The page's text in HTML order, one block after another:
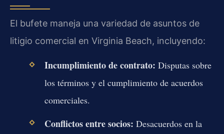
El bufete maneja una variedad de asuntos de
litigio comercial en Virginia Beach, incluyendo:
Incumplimiento de contrato: Disputas sobre
los términos y el cumplimiento de acuerdos
comerciales.
Conflictos entre socios: Desacuerdos en la